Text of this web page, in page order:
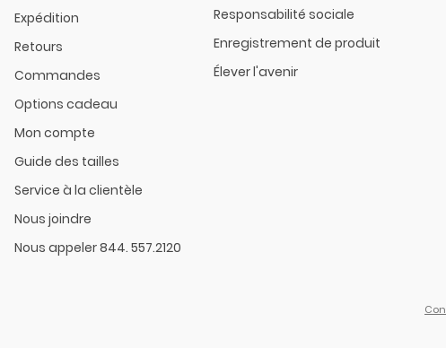
Expédition
Retours
Commandes
Options cadeau
Mon compte
Guide des tailles
Service à la clientèle
Nous joindre
Nous appeler 844. 557.2120
Responsabilité sociale
Enregistrement de produit
Élever l'avenir